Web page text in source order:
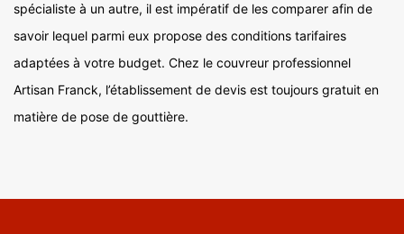
spécialiste à un autre, il est impératif de les comparer afin de
savoir lequel parmi eux propose des conditions tarifaires
adaptées à votre budget. Chez le couvreur professionnel
Artisan Franck, l’établissement de devis est toujours gratuit en
matière de pose de gouttière.